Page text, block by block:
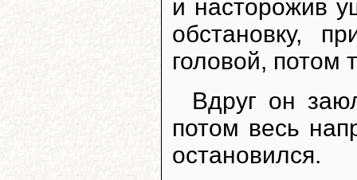
и насторожив
обстановку,
головой, потом
Вдруг он
потом весь
остановился.